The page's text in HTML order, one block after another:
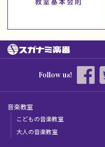
Follow us!
音楽教室
こどもの音楽教室
大人の音楽教室